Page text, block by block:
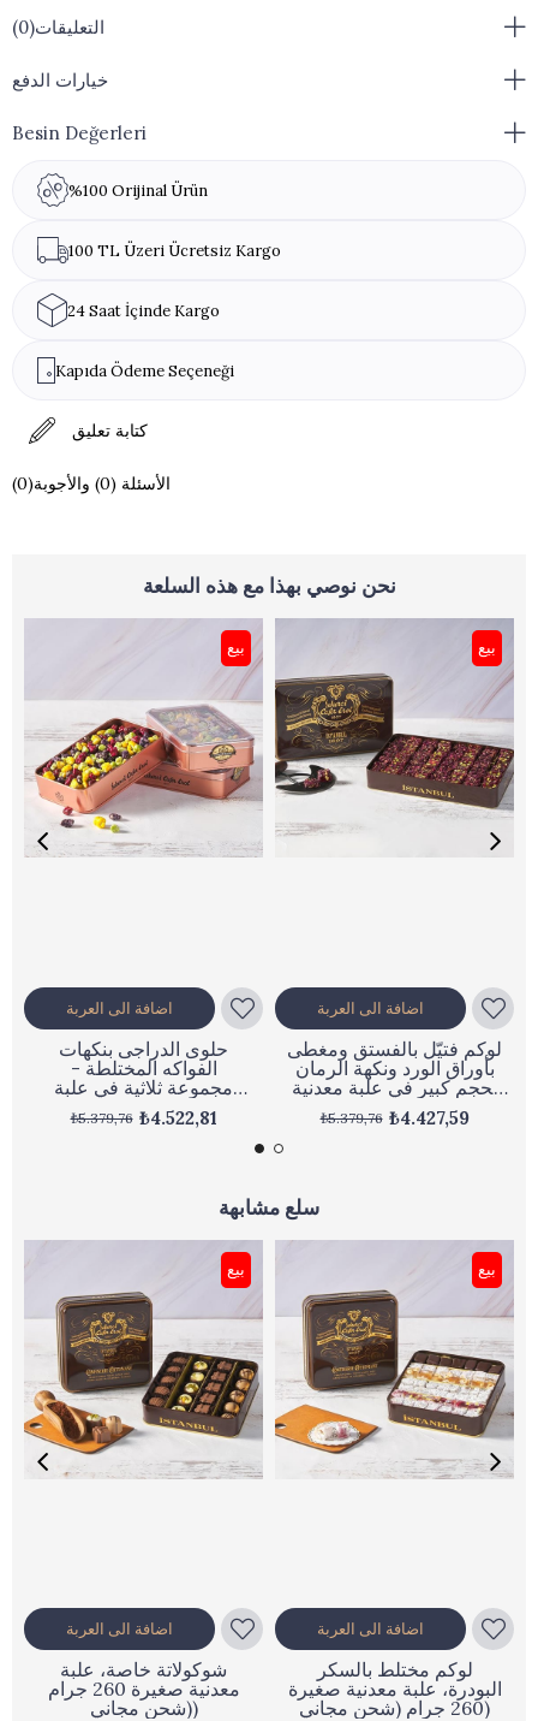
التعليقات(0)
خيارات الدفع
Besin Değerleri
%100 Orijinal Ürün
100 TL Üzeri Ücretsiz Kargo
24 Saat İçinde Kargo
Kapıda Ödeme Seçeneği
كتابة تعليق
(0)الأسئلة (0) والأجوبة
نحن نوصي بهذا مع هذه السلعة
بيع
حلوى الدراجى بنكهات
الفواكه المختلطة -
مجموعة ثلاثية في علبة
(شحن مجاني)x300 جرام₺4.522,81
₺5.379,76
اضافة الى العربة
بيع
لوكم فتيّل بالفستق ومغطى
بأوراق الورد ونكهة الرمان
بحجم كبير في علبة معدنية
على طراز الرجعية وزن
₺4.427,59
₺5.379,76
اضافة الى العربة
سلع مشابهة
بيع
شوكولاتة خاصة، علبة
معدنية صغيرة 260 جرام
(شحن مجاني)
اضافة الى العربة
بيع
لوكم مختلط بالسكر
البودرة، علبة معدنية صغيرة
260 جرام (شحن مجاني)
اضافة الى العربة